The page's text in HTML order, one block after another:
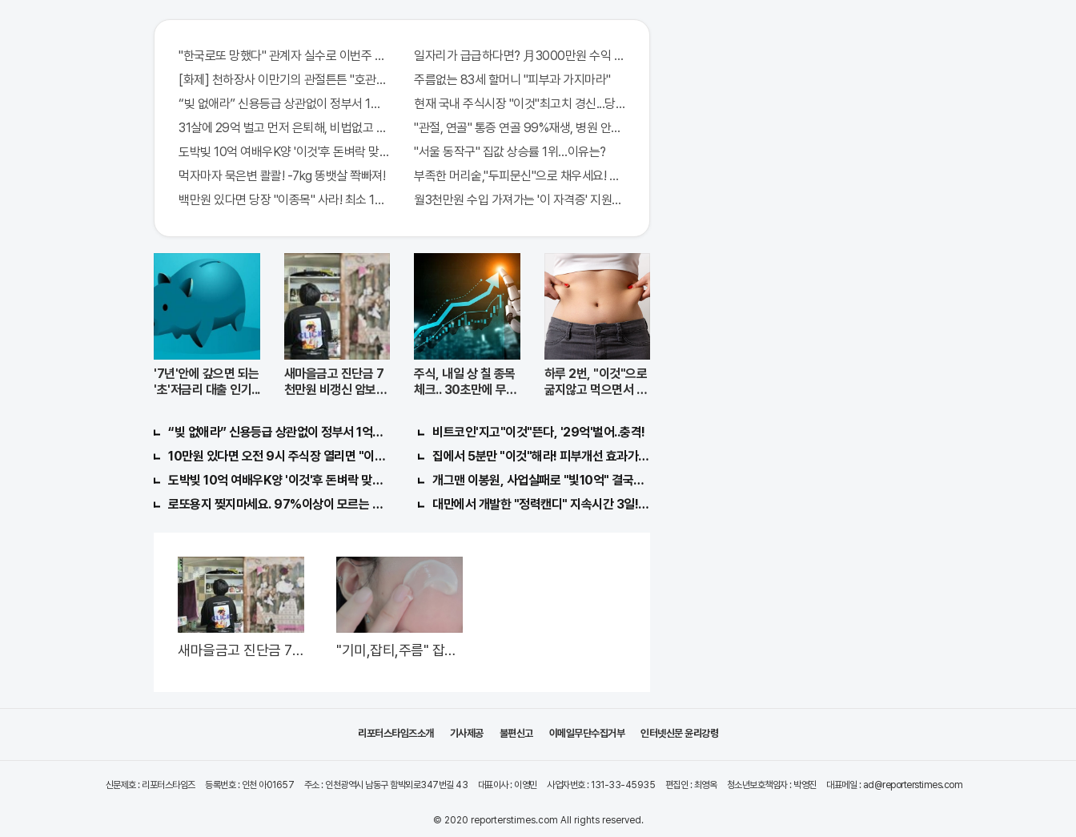
북
톡
"한국로또 망했다" 관계자 실수로 이번주 971회차 번호 6자리 공개!? 꼭 확인해라!
[화제] 천하장사 이만기의 관절튼튼 "호관원" 100%당첨 혜택 난리나!!
“빚 없애라” 신용등급 상관없이 정부서 1억지원!
31살에 29억 벌고 먼저 은퇴해, 비법없고 규칙만 지켰다!
도박빚 10억 여배우K양 '이것'후 돈벼락 맞아..
먹자마자 묵은변 콸콸! -7kg 똥뱃살 쫙빠져!
백만원 있다면 당장 "이종목" 사라! 최소 1000배 이상 증가...충격!!
일자리가 급급하다면? 月3000만원 수익 가능한 이 "자격증" 주목받고 있어..
주름없는 83세 할머니 "피부과 가지마라"
현재 국내 주식시장 "이것"최고치 경신...당장 매수해라!!
"관절, 연골" 통증 연골 99%재생, 병원 안가도돼... "충격"
"서울 동작구" 집값 상승률 1위…이유는?
부족한 머리숱,"두피문신"으로 채우세요! 글로웰의원 의)96837
월3천만원 수입 가져가는 '이 자격증' 지원자 몰려!
'7년'안에 갚으면 되는
'초'저금리 대출 인기...
새마을금고 진단금 7
천만원 비갱신 암보험
주식, 내일 상 칠 종목
체크.. 30초만에 무료
하루 2번, "이것"으로
굶지않고 먹으면서 빼
“빚 없애라” 신용등급 상관없이 정부서 1억지원!
10만원 있다면 오전 9시 주식장 열리면 "이종목" 바
도박빚 10억 여배우K양 '이것'후 돈벼락 맞아..
로또용지 찢지마세요. 97%이상이 모르는 비밀! "뒷면 비추면 번호 보인다!?"
비트코인'지고"이것"뜬다, '29억'벌어..충격!
집에서 5분만 "이것"해라! 피부개선 효과가 바로 나타난다!!
개그맨 이봉원, 사업실패로 "빛10억" 결국…
대만에서 개발한 "정력캔디" 지속시간 3일! 충격!
새마을금고 진단금 7천
"기미,잡티,주름" 잡는
리포터스타임즈소개 기사제공 불편신고 이메일무단수집거부 인터넷신문 윤리강령
신문제호 : 리포터스타임즈 등록번호 : 인천 아01657 주소 : 인천광역시 남동구 함박뫼로347번길 43 대표이사 : 이영민 사업자번호 : 131-33-45935 편집인 : 최영옥 청소년보호책임자 : 박영진 대표메일 : ad@reporterstimes.com
© 2020 reporterstimes.com All rights reserved.